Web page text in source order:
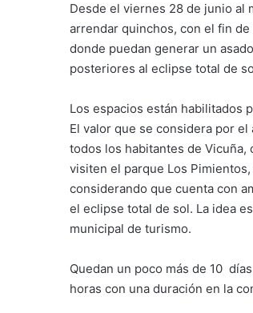
Desde el viernes 28 de junio al
arrendar quinchos, con el fin
donde puedan generar un
posteriores al eclipse total de
Los espacios están habilitados
El valor que se considera por
todos los habitantes de Vicuña,
visiten el parque Los
considerando que cuenta con
el eclipse total de sol. La idea
municipal de turismo.
Quedan un poco más de 10
horas con una duración en la